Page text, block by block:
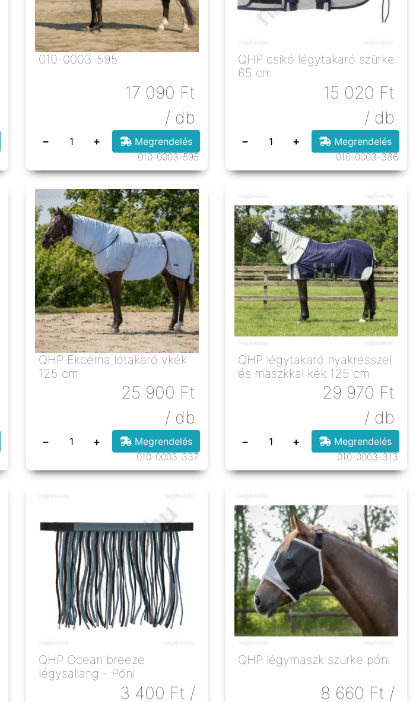
010-0003-595
17 090 Ft
/ db
− +
Megrendelés
010-0003-595
QHP csikó légytakaró szürke
65 cm
15 020 Ft
/ db
− +
Megrendelés
010-0003-386
QHP Ekcéma lótakaró vkék
125 cm
25 900 Ft
/ db
− +
Megrendelés
010-0003-337
QHP légytakaró nyakrésszel
és maszkkal kék 125 cm
29 970 Ft
/ db
− +
Megrendelés
010-0003-313
QHP Ocean breeze
légysallang - Póni
3 400 Ft /
QHP légymaszk szürke póni
8 660 Ft /